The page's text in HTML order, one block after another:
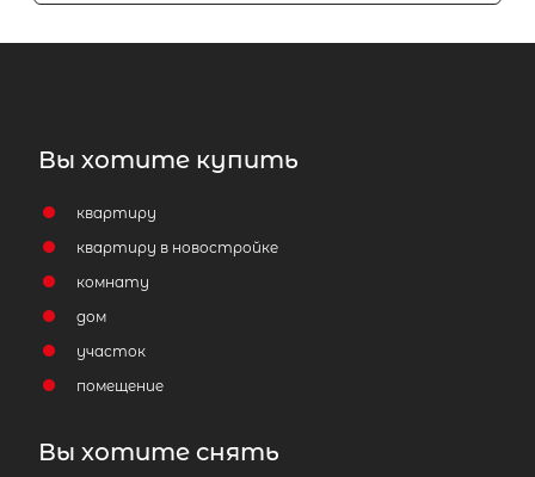
Вы хотите купить
квартиру
квартиру в новостройке
комнату
дом
участок
помещение
Вы хотите снять